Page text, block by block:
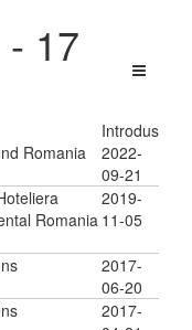
- 17
Introdus
Romania
2022-
09-21
Romania
2019-
11-05
2017-
06-20
2017-